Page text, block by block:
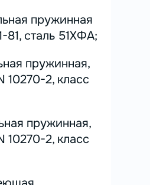
пружинная
81, сталь 51ХФА;
пружинная,
10270-2, класс
пружинная,
10270-2, класс